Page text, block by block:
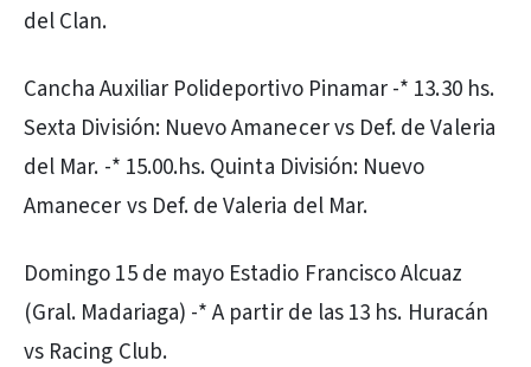
del Clan.
Cancha Auxiliar Polideportivo Pinamar -* 13.30 hs.
Sexta División: Nuevo Amanecer vs Def. de Valeria
del Mar. -* 15.00.hs. Quinta División: Nuevo
Amanecer vs Def. de Valeria del Mar.
Domingo 15 de mayo Estadio Francisco Alcuaz
(Gral. Madariaga) -* A partir de las 13 hs. Huracán
vs Racing Club.